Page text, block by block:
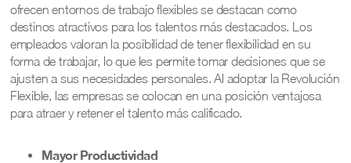
ofrecen entornos de trabajo flexibles se destacan como
destinos atractivos para los talentos más destacados. Los
empleados valoran la posibilidad de tener flexibilidad en su
forma de trabajar, lo que les permite tomar decisiones que se
ajusten a sus necesidades personales. Al adoptar la Revolución
Flexible, las empresas se colocan en una posición ventajosa
para atraer y retener el talento más calificado.
Mayor Productividad